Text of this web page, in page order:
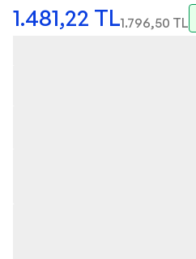
1.481,22 TL1.796,50 TL